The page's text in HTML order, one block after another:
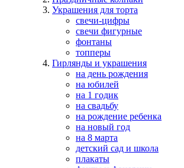
Украшения для торта
свечи-цифры
свечи фигурные
фонтаны
топперы
Гирлянды и украшения
на день рождения
на юбилей
на 1 годик
на свадьбу
на рождение ребенка
на новый год
на 8 марта
детский сад и школа
плакаты